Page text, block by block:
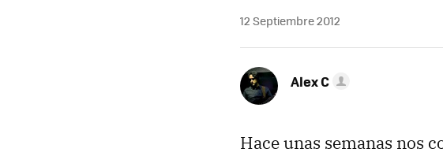
12 Septiembre 2012
Alex C
Hace unas semanas nos